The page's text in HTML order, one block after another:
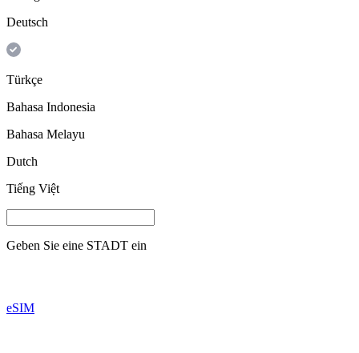
Deutsch
Türkçe
Bahasa Indonesia
Bahasa Melayu
Dutch
Tiếng Việt
Geben Sie eine STADT ein
eSIM